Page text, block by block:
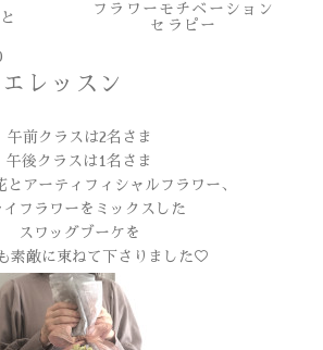
フラワーモチベーション
セラピー
レッスン
午前クラスは2名さま
午後クラスは1名さま
とアーティフィシャルフラワー、
イフラワーをミックスした
スワッグブーケを
素敵に束ねて下さりました♡